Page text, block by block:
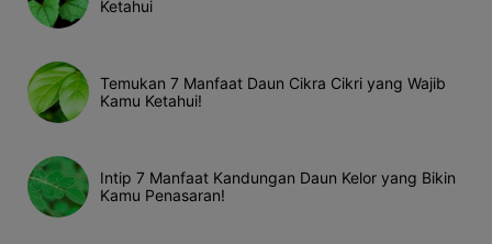
Ketahui
Temukan 7 Manfaat Daun Cikra Cikri yang Wajib
Kamu Ketahui!
Intip 7 Manfaat Kandungan Daun Kelor yang Bikin
Kamu Penasaran!